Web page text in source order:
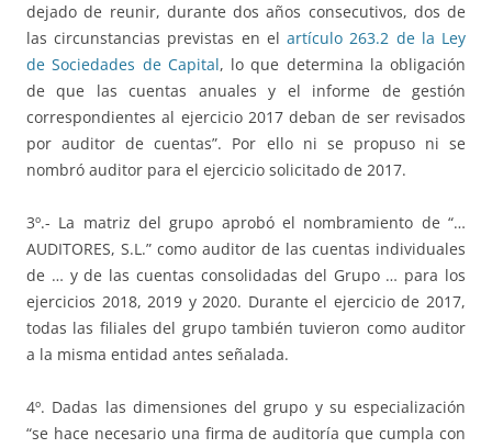
dejado de reunir, durante dos años consecutivos, dos de
las circunstancias previstas en elartículo 263.2 de la Ley
de Sociedades de Capital, lo que determina la obligación
de que las cuentas anuales y el informe de gestión
correspondientes al ejercicio 2017 deban de ser revisados
por auditor de cuentas”. Por ello ni se propuso ni se
nombró auditor para el ejercicio solicitado de 2017.
3º.- La matriz del grupo aprobó el nombramiento de “…
AUDITORES, S.L.” como auditor de las cuentas individuales
de … y de las cuentas consolidadas del Grupo … para los
ejercicios 2018, 2019 y 2020. Durante el ejercicio de 2017,
todas las filiales del grupo también tuvieron como auditor
a la misma entidad antes señalada.
4º. Dadas las dimensiones del grupo y su especialización
“se hace necesario una firma de auditoría que cumpla con